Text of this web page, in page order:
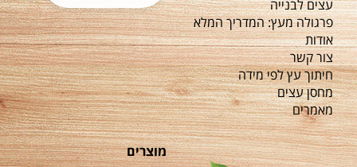
עצים לבנייה
פרגולה מעץ: המדריך המלא
אודות
צור קשר
חיתוך עץ לפי מידה
מחסן עצים
מאמרים
מוצרים